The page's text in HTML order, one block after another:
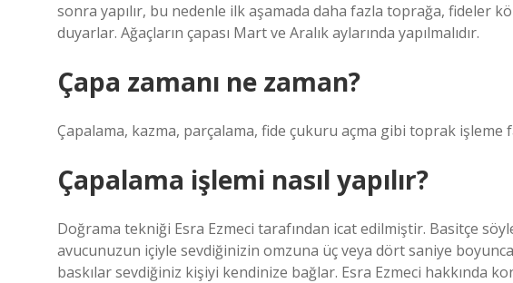
sonra yapılır, bu nedenle ilk aşamada daha fazla toprağa, fideler
duyarlar. Ağaçların çapası Mart ve Aralık aylarında yapılmalıdır.
Çapa zamanı ne zaman?
Çapalama, kazma, parçalama, fide çukuru açma gibi toprak işleme
Çapalama işlemi nasıl yapılır?
Doğrama tekniği Esra Ezmeci tarafından icat edilmiştir. Basitçe
avucunuzun içiyle sevdiğinizin omzuna üç veya dört saniye
baskılar sevdiğiniz kişiyi kendinize bağlar. Esra Ezmeci hakkında